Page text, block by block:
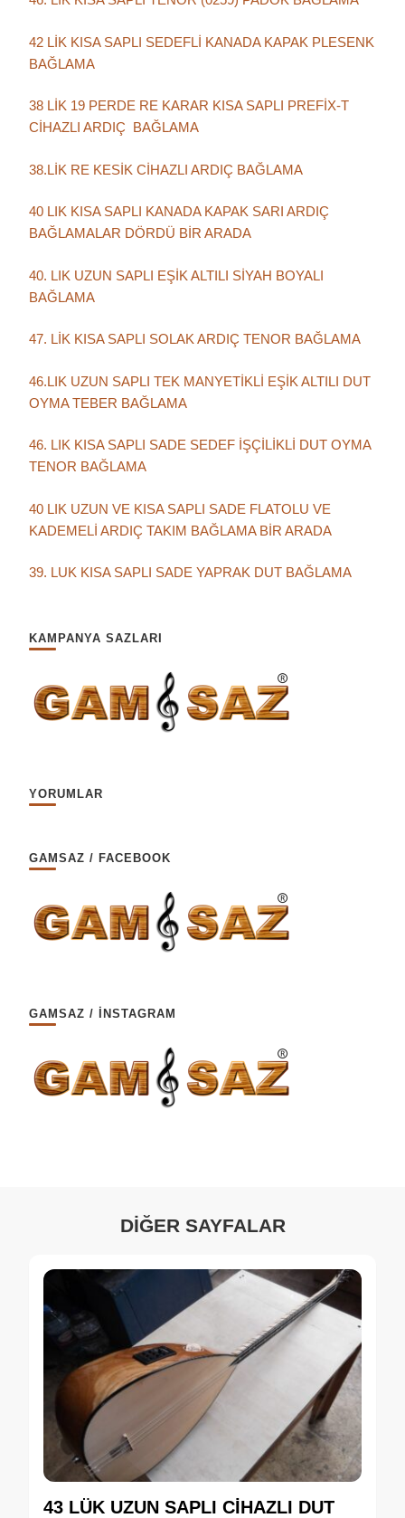
42 LİK KISA SAPLI SEDEFLİ KANADA KAPAK PLESENK
BAĞLAMA
38 LİK 19 PERDE RE KARAR KISA SAPLI PREFİX-T
CİHAZLI ARDIÇ BAĞLAMA
38.LİK RE KESİK CİHAZLI ARDIÇ BAĞLAMA
40 LIK KISA SAPLI KANADA KAPAK SARI ARDIÇ
BAĞLAMALAR DÖRDÜ BİR ARADA
40. LIK UZUN SAPLI EŞİK ALTILI SİYAH BOYALI
BAĞLAMA
47. LİK KISA SAPLI SOLAK ARDIÇ TENOR BAĞLAMA
46.LIK UZUN SAPLI TEK MANYETİKLİ EŞİK ALTILI DUT
OYMA TEBER BAĞLAMA
46. LIK KISA SAPLI SADE SEDEF İŞÇİLİKLİ DUT OYMA
TENOR BAĞLAMA
40 LIK UZUN VE KISA SAPLI SADE FLATOLU VE
KADEMELİ ARDIÇ TAKIM BAĞLAMA BİR ARADA
39. LUK KISA SAPLI SADE YAPRAK DUT BAĞLAMA
KAMPANYA SAZLARI
YORUMLAR
GAMSAZ / FACEBOOK
GAMSAZ / İNSTAGRAM
DİĞER SAYFALAR
43 LÜK UZUN SAPLI CİHAZLI DUT